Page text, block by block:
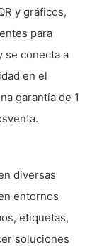
y gráficos,
para
se conecta a
en el
garantía de 1
diversas
entornos
etiquetas,
soluciones